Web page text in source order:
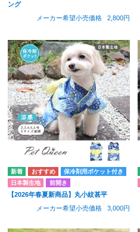
ング
メーカー希望小売価格
2,800円
保冷剤用ポケット付き
日本製生地
前開き
【2026年春夏新商品】丸小紋甚平
メーカー希望小売価格
3,000円